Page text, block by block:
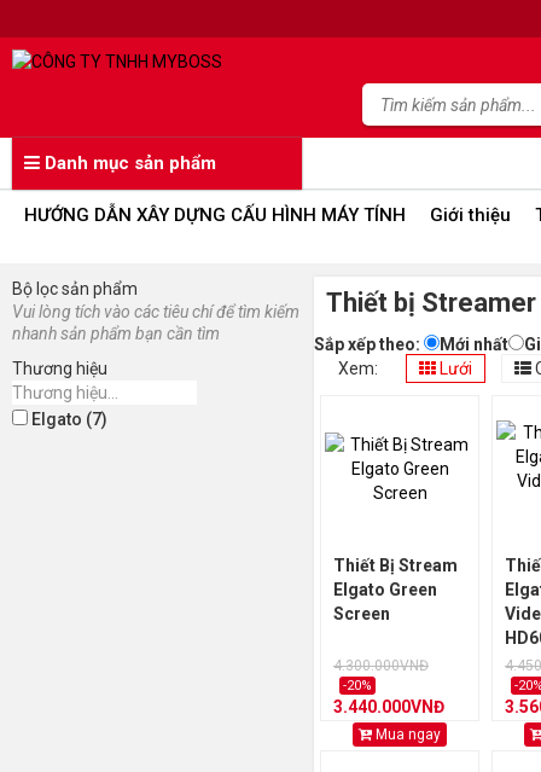
Danh mục sản phẩm
HƯỚNG DẪN XÂY DỰNG CẤU HÌNH MÁY TÍNH Giới thiệu
Bộ lọc sản phẩm
Vui lòng tích vào các tiêu chí để tìm kiếm
nhanh sản phẩm bạn cần tìm
Thương hiệu
Elgato (7)
Thiết bị Streamer
Sắp xếp theo: Mới nhất
Xem:
Lưới
Thiết Bị Stream
Elgato Green
Screen
4.300.000VNĐ
-20%
3.440.000VNĐ
Mua ngay
-